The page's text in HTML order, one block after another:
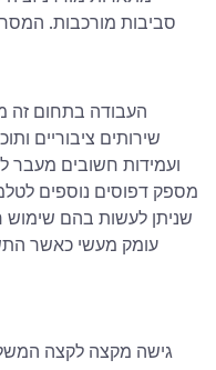
סביבות מורכבות.
העבודה בתחום זה
שירותים ציבוריים
ועמידות חשובים מעבר
מספק דפוסים נוספים
שניתן לעשות בהם שימוש
עומק מעשי כאשר
גישה מקצה לקצה